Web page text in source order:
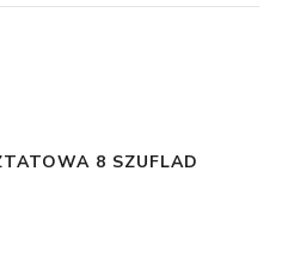
8 SZUFLAD